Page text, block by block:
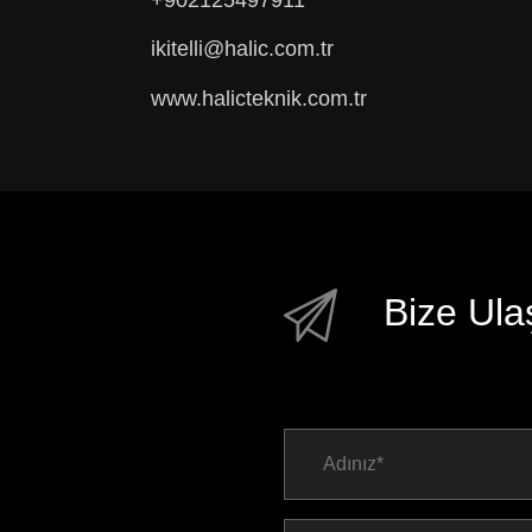
ikitelli@halic.com.tr
www.halicteknik.com.tr
Bize